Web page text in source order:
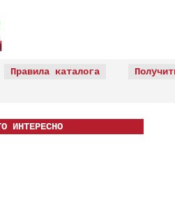
Правила каталога
ИНТЕРЕСНО